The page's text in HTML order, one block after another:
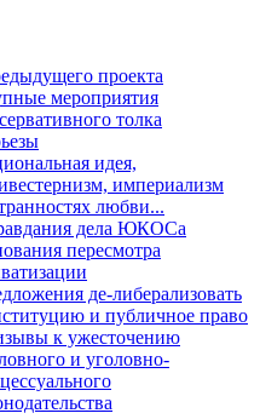
проекта
мероприятия
толка
идея,
империализм
любви...
дела ЮКОСа
пересмотра
де-либерализовать
и публичное право
к ужесточению
и уголовно-